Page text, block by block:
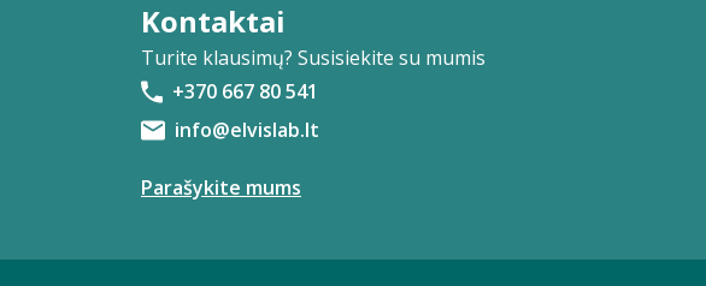
Kontaktai
Turite klausimų? Susisiekite su mumis
+370 667 80 541
info@elvislab.lt
Parašykite mums